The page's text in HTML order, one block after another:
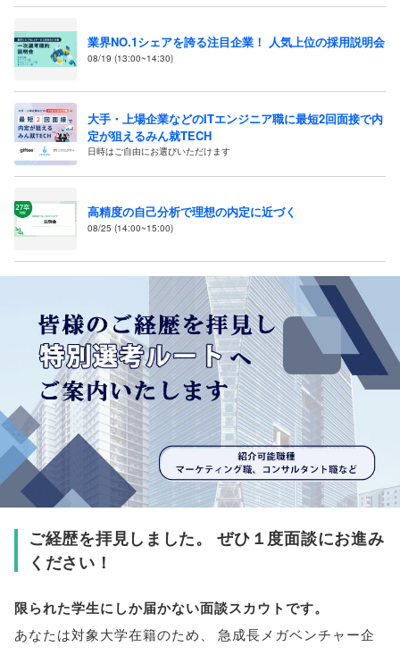
業界NO.1シェアを誇る注目企業！ 人気上位の採用説明会
08/19 (13:00~14:30)
大手・上場企業などのITエンジニア職に最短2回面接で内
定が狙えるみん就TECH
日時はご自由にお選びいただけます
高精度の自己分析で理想の内定に近づく
08/25 (14:00~15:00)
ご経歴を拝見しました。
ぜひ１度面談にお進み
ください！
限られた学生にしか届かない面談スカウトです。
あなたは対象大学在籍のため
急成長メガベンチャー企